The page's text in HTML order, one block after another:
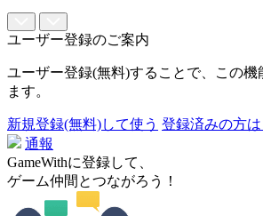
ユーザー登録のご案内
ユーザー登録(無料)することで、この機
ます。
新規登録(無料)して使う 登録済みの方
通報
GameWithに登録して、
ゲーム仲間とつながろう！